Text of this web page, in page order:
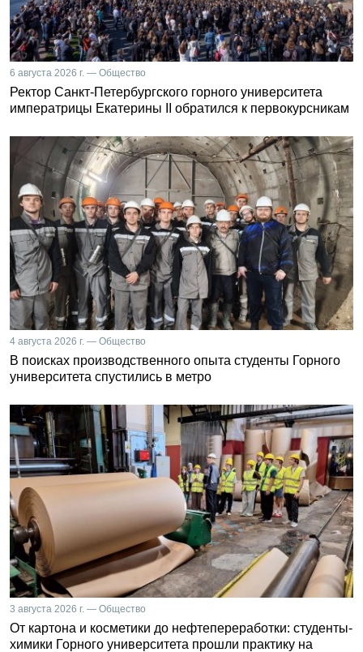
6 августа 2026 г. — Общество
Ректор Санкт-Петербургского горного университета
императрицы Екатерины II обратился к первокурсникам
4 августа 2026 г. — Общество
В поисках производственного опыта студенты Горного
университета спустились в метро
3 августа 2026 г. — Общество
От картона и косметики до нефтепереработки: студенты-
химики Горного университета прошли практику на